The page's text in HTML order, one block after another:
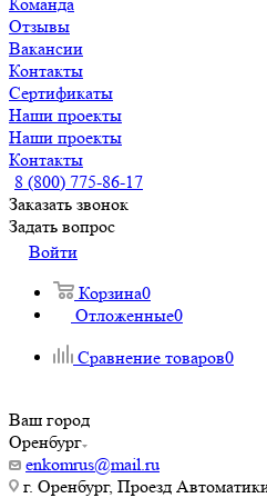
Отзывы
Вакансии
Контакты
Сертификаты
Наши проекты
Наши проекты
Контакты
8 (800) 775-86-17
Заказать звонок
Задать вопрос
Войти
Корзина0
Отложенные0
Сравнение товаров0
Ваш город
Оренбург
enkomrus@mail.ru
г. Оренбург, Проезд